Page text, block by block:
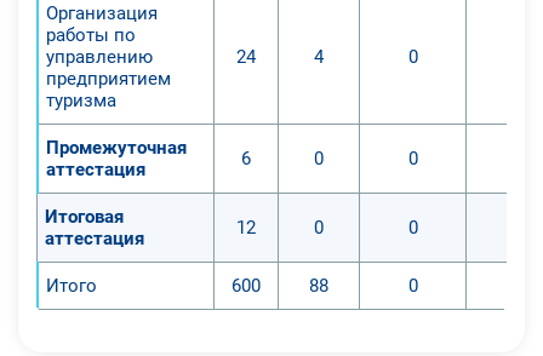
Организация
работы по
управлению
предприятием
туризма
24 4 0
Промежуточная
аттестация
6 0 0
Итоговая
аттестация
12 0 0
Итого 600 88 0